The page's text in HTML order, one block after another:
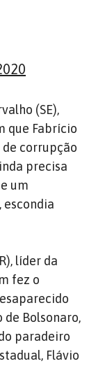
(SE),
que Fabrício
corrupção
precisa
um
escondia
líder da
fez o
de Bolsonaro,
paradeiro
Flávio